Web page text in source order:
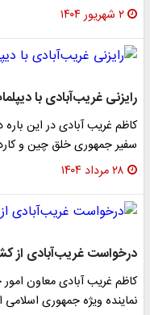
۲ شهریور ۱۴۰۴
رایزنی غریب‌آبادی با
کاظم غریب آبادی در این
سفیر جمهوری خلق چین و
۲۸ مرداد ۱۴۰۴
درخواست غریب‌آبادی از
کاظم غریب آبادی معاون
نماینده ویژه جمهوری اسلامی